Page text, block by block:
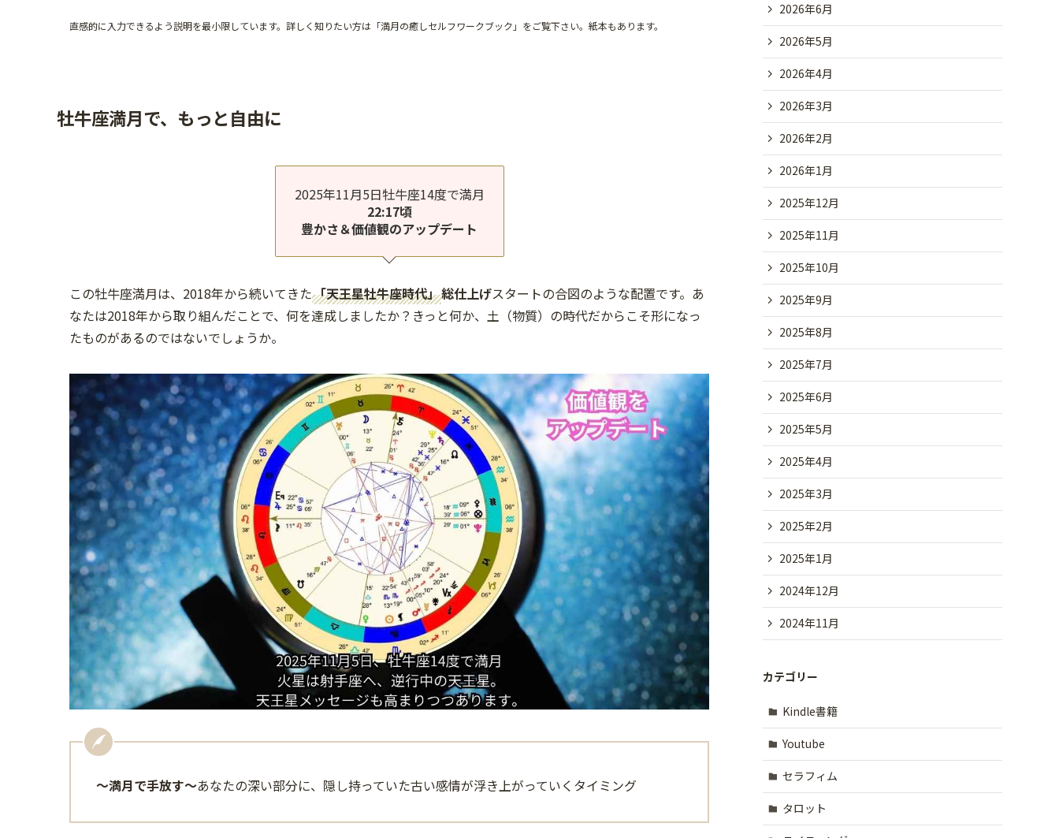
直感的に入力できるよう説明を最小限しています。詳しく知りたい方は「満月の癒しセルフワークブック」をご覧下さい。紙本もあります。
牡牛座満月で、もっと自由に
2025年11月5日牡牛座14度で満月
22:17頃
豊かさ＆価値観のアップデート
この牡牛座満月は、2018年から続いてきた「天王星牡牛座時代」総仕上げスタートの合図のような配置です。あ
なたは2018年から取り組んだことで、何を達成しましたか？きっと何か、土（物質）の時代だからこそ形になっ
たものがあるのではないでしょうか。
〜満月で手放す〜あなたの深い部分に、隠し持っていた古い感情が浮き上がっていくタイミング
2026年6月
2026年5月
2026年4月
2026年3月
2026年2月
2026年1月
2025年12月
2025年11月
2025年10月
2025年9月
2025年8月
2025年7月
2025年6月
2025年5月
2025年4月
2025年3月
2025年2月
2025年1月
2024年12月
2024年11月
カテゴリー
Kindle書籍
Youtube
セラフィム
タロット